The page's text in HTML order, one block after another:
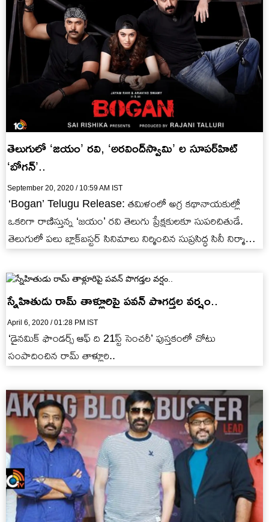
తెలుగులో ‘జ‌యం’ ర‌వి, ‘అర‌వింద్‌స్వామి’ ల సూప‌ర్‌హిట్
‘బోగ‌న్‌’..
September 20, 2020 / 10:59 AM IST
‘Bogan’ Telugu Release: త‌మిళంలో అగ్ర క‌థానాయ‌కుల్లో
ఒక‌రిగా రాణిస్తున్న ‘జ‌యం’ ర‌వి తెలుగు ప్రేక్ష‌కుల‌కూ సుప‌రిచితుడే.
తెలుగులో ప‌లు బ్లాక్‌బ‌స్ట‌ర్ సినిమాలు నిర్మించిన సుప్రసిద్ధ సినీ నిర్మాత
స్నేహితుడు రామ్ తాళ్లూరిపై పవన్ పొగడ్తల వర్షం..
April 6, 2020 / 01:28 PM IST
‘డైనమిక్ ఫౌండర్స్ ఆఫ్ ది 21స్ట్ సెంచరీ’ పుస్తకంలో చోటు
సంపాదించిన రామ్ తాళ్లూరి..